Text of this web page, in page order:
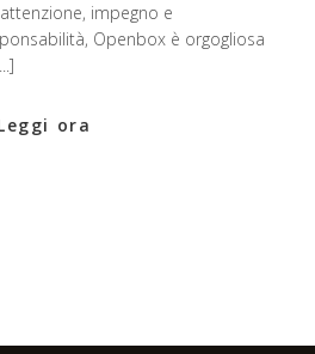
impegno e
Openbox è orgogliosa
ora